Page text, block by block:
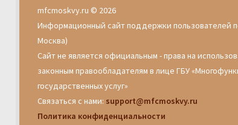
mfcmoskvy.ru © 2026
Информационный сайт поддержки пользователей
Москва)
Сайт не является официальным - права на
законным правообладателям в лице ГБУ
государственных услуг»
Связаться с нами: support@mfcmoskvy.ru
Политика конфиденциальности